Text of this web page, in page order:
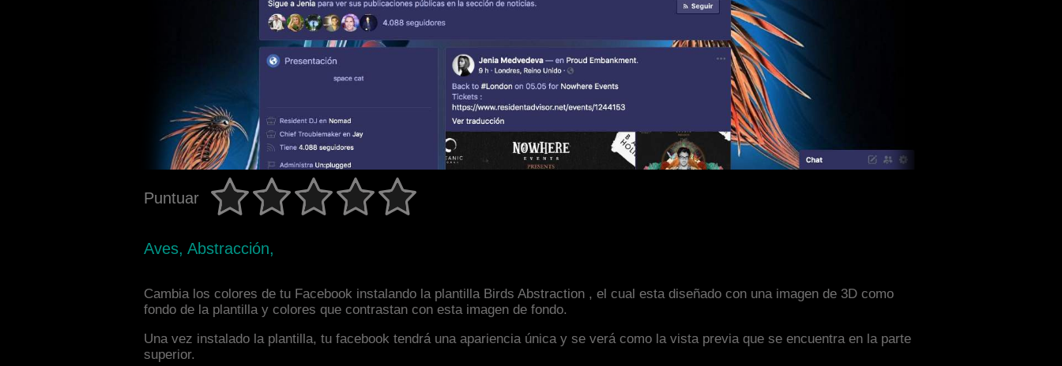
Puntuar
Aves, Abstracción,
Cambia los colores de tu Facebook instalando la plantilla Birds Abstraction , el cual esta diseñado con una imagen de 3D como
fondo de la plantilla y colores que contrastan con esta imagen de fondo.
Una vez instalado la plantilla, tu facebook tendrá una apariencia única y se verá como la vista previa que se encuentra en la parte
superior.